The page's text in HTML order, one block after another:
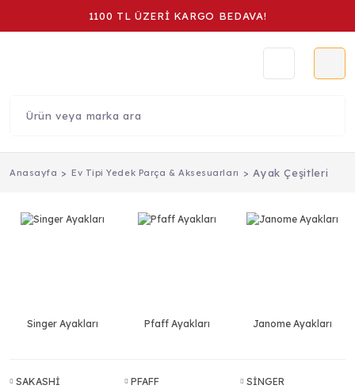
1100 TL ÜZERİ KARGO BEDAVA!
Anasayfa Ev Tipi Yedek Parça & Aksesuarları Ayak Çeşitleri
Singer Ayakları Pfaff Ayakları Janome Ayakları
SAKASHİ PFAFF SİNGER